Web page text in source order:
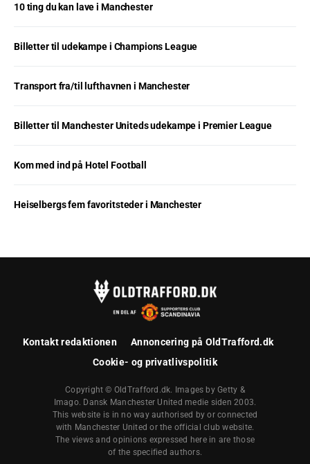
10 ting du kan lave i Manchester
Billetter til udekampe i Champions League
Transport fra/til lufthavnen i Manchester
Billetter til Manchester Uniteds udekampe i Premier League
Kom med ind på Hotel Football
Heiselbergs fem favoritsteder i Manchester
Kontakt redaktionen
Annoncering på OldTrafford.dk
Cookie- og privatlivspolitik
Copyright © OldTrafford.dk. Images by Getty &
Imago. Dansk Manchester United medie siden 2003.
This website is in no way authorised by or connected
with Manchester United or the official club website.
The views and opinions expressed here in are those
of the specified authors.